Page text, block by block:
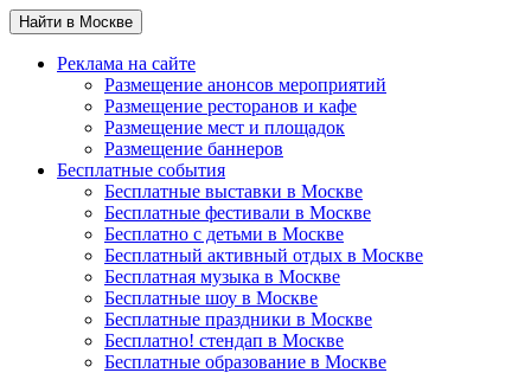
Найти в Москве
Реклама на сайте
Размещение анонсов мероприятий
Размещение ресторанов и кафе
Размещение мест и площадок
Размещение баннеров
Бесплатные события
Бесплатные выставки в Москве
Бесплатные фестивали в Москве
Бесплатно с детьми в Москве
Бесплатный активный отдых в Москве
Бесплатная музыка в Москве
Бесплатные шоу в Москве
Бесплатные праздники в Москве
Бесплатно! стендап в Москве
Бесплатные образование в Москве